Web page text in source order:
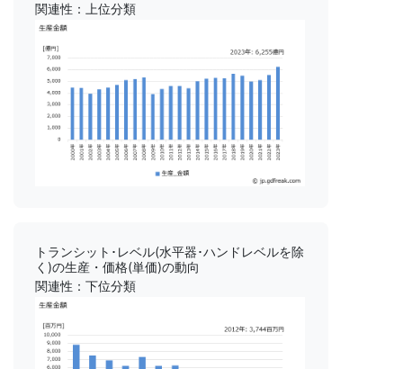
関連性：上位分類
トランシット･レベル(水平器･ハンドレベルを除
く)の生産・価格(単価)の動向
関連性：下位分類